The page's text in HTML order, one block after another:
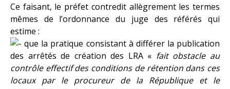
Ce faisant, le préfet contredit allègrement les termes
mêmes de l’ordonnance du juge des référés qui
estime :
que la pratique consistant à différer la publication
des arrêtés de création des LRA « fait obstacle au
contrôle effectif des conditions de rétention dans ces
locaux par le procureur de la République et le